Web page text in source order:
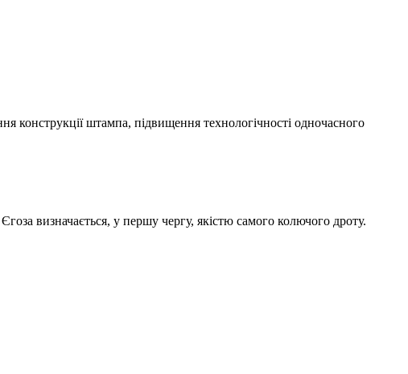
конструкції штампа, підвищення технологічності одночасного
визначається, у першу чергу, якістю самого колючого дроту.